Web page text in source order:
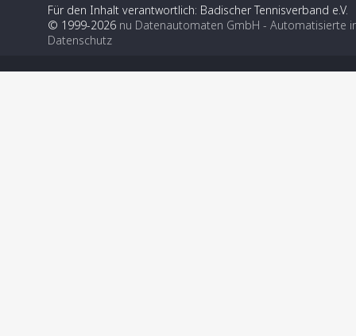
Für den Inhalt verantwortlich: Badischer Tennisverband e.V.
© 1999-2026 nu Datenautomaten GmbH - Automatisierte
Datenschutz